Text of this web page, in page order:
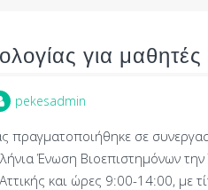
για μαθητές
pekesadmin
πραγματοποιήθηκε σε
Ένωση Βιοεπιστημόνων
και ώρες 9:00-14:00, με